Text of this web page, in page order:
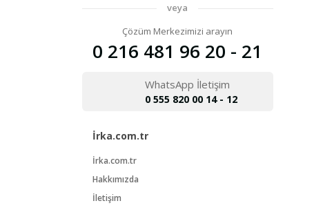
veya
Çözüm Merkezimizi arayın
0 216 481 96 20 - 21
WhatsApp İletişim
0 555 820 00 14 - 12
İrka.com.tr
İrka.com.tr
Hakkımızda
İletişim